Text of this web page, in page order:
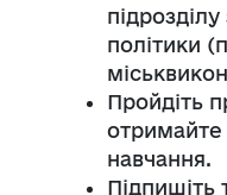
політики
Пройдіть
отримайте
навчання.
Підпишіть